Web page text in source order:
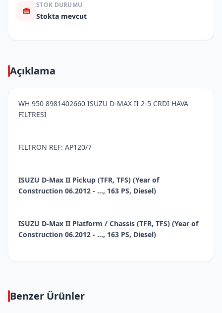
STOK DURUMU
Stokta mevcut
Açıklama
WH 950 8981402660 ISUZU D-MAX II 2-5 CRDİ HAVA
FİLTRESİ
FILTRON REF: AP120/7
ISUZU D-Max II Pickup (TFR, TFS) (Year of
Construction 06.2012 - ..., 163 PS, Diesel)
ISUZU D-Max II Platform / Chassis (TFR, TFS) (Year of
Construction 06.2012 - ..., 163 PS, Diesel)
Benzer Ürünler